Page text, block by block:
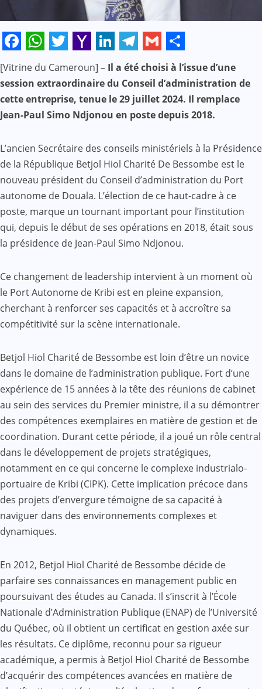
Facebook
WhatsApp
Twitter
Yahoo
Mail
LinkedIn
Telegram
Gmail
Share
[Vitrine du Cameroun] – Il a été choisi à l’issue d’une
session extraordinaire du Conseil d’administration de
cette entreprise, tenue le 29 juillet 2024. Il remplace
Jean-Paul Simo Ndjonou en poste depuis 2018.
L’ancien Secrétaire des conseils ministériels à la Présidence
de la République Betjol Hiol Charité De Bessombe est le
nouveau président du Conseil d’administration du Port
autonome de Douala. L’élection de ce haut-cadre à ce
poste, marque un tournant important pour l’institution
qui, depuis le début de ses opérations en 2018, était sous
la présidence de Jean-Paul Simo Ndjonou.
Ce changement de leadership intervient à un moment où
le Port Autonome de Kribi est en pleine expansion,
cherchant à renforcer ses capacités et à accroître sa
compétitivité sur la scène internationale.
Betjol Hiol Charité de Bessombe est loin d’être un novice
dans le domaine de l’administration publique. Fort d’une
expérience de 15 années à la tête des réunions de cabinet
au sein des services du Premier ministre, il a su démontrer
des compétences exemplaires en matière de gestion et de
coordination. Durant cette période, il a joué un rôle central
dans le développement de projets stratégiques,
notamment en ce qui concerne le complexe industrialo-
portuaire de Kribi (CIPK). Cette implication précoce dans
des projets d’envergure témoigne de sa capacité à
naviguer dans des environnements complexes et
dynamiques.
En 2012, Betjol Hiol Charité de Bessombe décide de
parfaire ses connaissances en management public en
poursuivant des études au Canada. Il s’inscrit à l’École
Nationale d’Administration Publique (ENAP) de l’Université
du Québec, où il obtient un certificat en gestion axée sur
les résultats. Ce diplôme, reconnu pour sa rigueur
académique, a permis à Betjol Hiol Charité de Bessombe
d’acquérir des compétences avancées en matière de